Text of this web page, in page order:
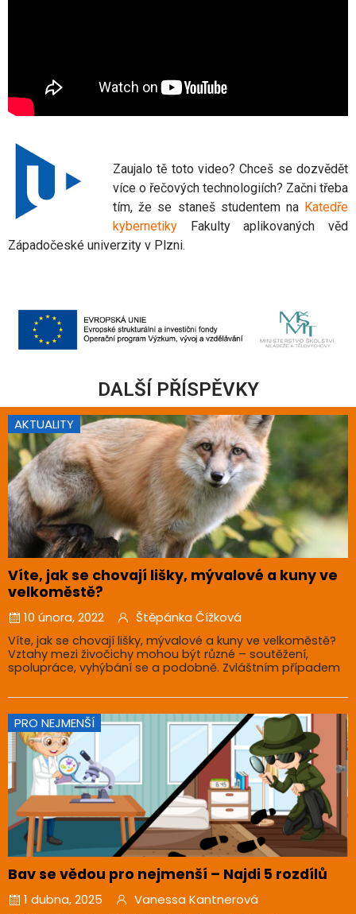
Zaujalo tě toto video? Chceš se dozvědět
více o řečových technologiích? Začni třeba
tím, že se staneš studentem na Katedře
kybernetiky Fakulty aplikovaných věd
Západočeské univerzity v Plzni.
DALŠÍ PŘÍSPĚVKY
AKTUALITY
Víte, jak se chovají lišky, mývalové a kuny ve
velkoměstě?
10 února, 2022 Štěpánka Čížková
Víte, jak se chovají lišky, mývalové a kuny ve velkoměstě?
Vztahy mezi živočichy mohou být různé – soutěžení,
spolupráce, vyhýbání se a podobně. Zvláštním případem
PRO NEJMENŠÍ
Bav se vědou pro nejmenší – Najdi 5 rozdílů
1 dubna, 2025 Vanessa Kantnerová